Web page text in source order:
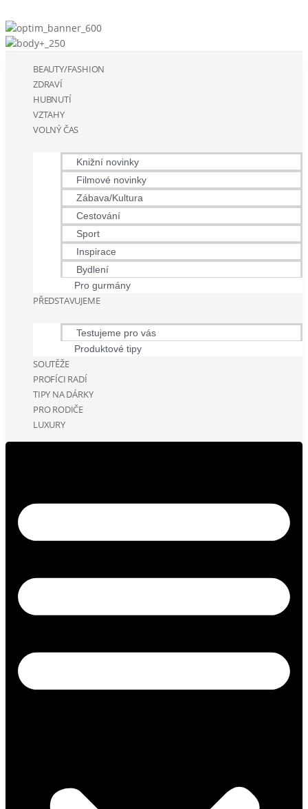
BEAUTY/FASHION
ZDRAVÍ
HUBNUTÍ
VZTAHY
VOLNÝ ČAS
Knižní novinky
Filmové novinky
Zábava/Kultura
Cestování
Sport
Inspirace
Bydlení
Pro gurmány
PŘEDSTAVUJEME
Testujeme pro vás
Produktové tipy
SOUTĚŽE
PROFÍCI RADÍ
TIPY NA DÁRKY
PRO RODIČE
LUXURY